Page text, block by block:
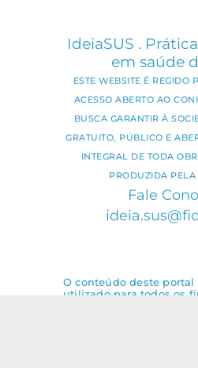
IdeiaSUS .
em saúde
ESTE WEBSITE É REGIDO
ACESSO ABERTO AO
BUSCA GARANTIR À
GRATUITO, PÚBLICO E
INTEGRAL DE TODA
PRODUZIDA PELA
Fale
O conteúdo deste portal
utilizado para todos os